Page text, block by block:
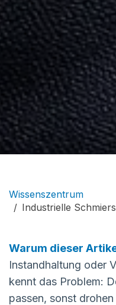
Wissenszentrum
Industrielle Schmierstoffe für
Warum dieser
Instandhaltung oder
kennt das Problem:
passen, sonst